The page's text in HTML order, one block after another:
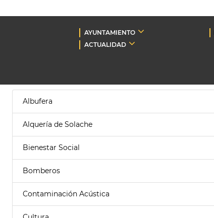
AYUNTAMIENTO
ACTUALIDAD
Albufera
Alquería de Solache
Bienestar Social
Bomberos
Contaminación Acústica